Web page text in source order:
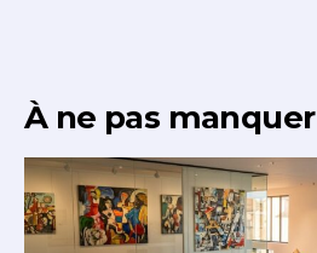
À ne pas manquer